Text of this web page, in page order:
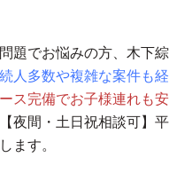
題でお悩みの方、木下綜
人多数や複雑な案件も経
ス完備でお子様連れも安
【夜間・土日祝相談可】平
ます。